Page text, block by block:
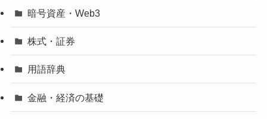
暗号資産・Web3
株式・証券
用語辞典
金融・経済の基礎